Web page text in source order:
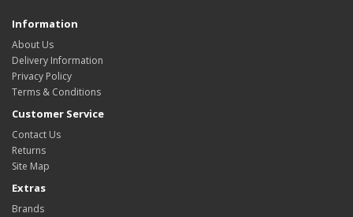
Information
About Us
Delivery Information
Privacy Policy
Terms & Conditions
Customer Service
Contact Us
Returns
Site Map
Extras
Brands